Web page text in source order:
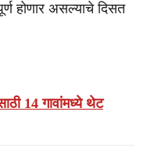
होणार असल्याचे दिसत
14 गावांमध्ये थेट